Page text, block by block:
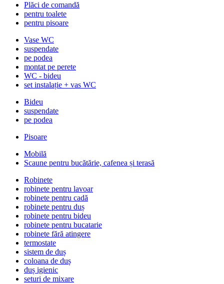
Plăci de comandă
pentru toalete
pentru pisoare
Vase WC
suspendate
pe podea
montat pe perete
WC - bideu
set instalație + vas WC
Bideu
suspendate
pe podea
Pisoare
Mobilă
Scaune pentru bucătărie, cafenea și terasă
Robinete
robinete pentru lavoar
robinete pentru cadă
robinete pentru duș
robinete pentru bideu
robinete pentru bucatarie
robinete fără atingere
termostate
sistem de duș
coloana de duș
duș igienic
seturi de mixare